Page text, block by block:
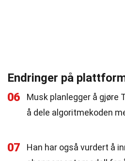
Endringer på
06
Musk planlegger å gjøre
å dele algoritmekoden
07
Han har også vurdert å